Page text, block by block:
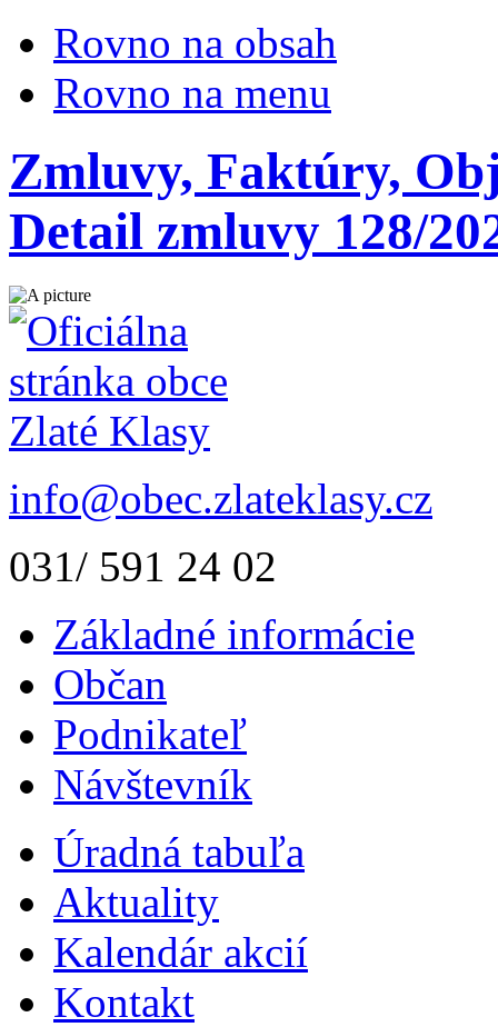
Rovno na obsah
Rovno na menu
Zmluvy, Faktúry,
Detail zmluvy 128/
info@obec.zlateklasy.cz
031/ 591 24 02
Základné informácie
Občan
Podnikateľ
Návštevník
Úradná tabuľa
Aktuality
Kalendár akcií
Kontakt